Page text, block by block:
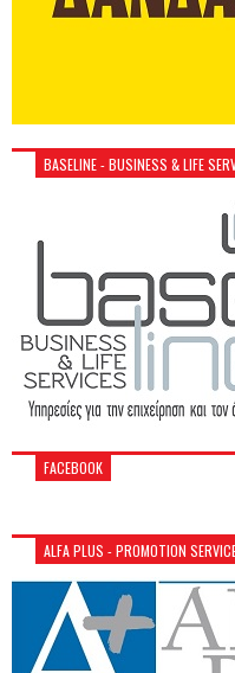
BASELINE - BUSINESS & LIFE
FACEBOOK
ALFA PLUS - PROMOTION